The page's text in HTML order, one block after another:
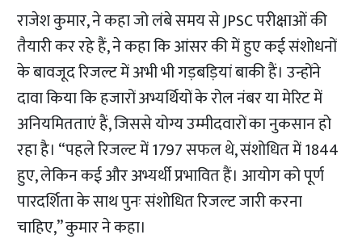
राजेश कुमार, ने कहा जो लंबे समय से JPSC परीक्षाओं की
तैयारी कर रहे हैं, ने कहा कि आंसर की में हुए कई संशोधनों
के बावजूद रिजल्ट में अभी भी गड़बड़ियां बाकी हैं। उन्होंने
दावा किया कि हजारों अभ्यर्थियों के रोल नंबर या मेरिट में
अनियमितताएं हैं, जिससे योग्य उम्मीदवारों का नुकसान हो
रहा है। “पहले रिजल्ट में 1797 सफल थे, संशोधित में 1844
हुए, लेकिन कई और अभ्यर्थी प्रभावित हैं। आयोग को पूर्ण
पारदर्शिता के साथ पुनः संशोधित रिजल्ट जारी करना
चाहिए,” कुमार ने कहा।